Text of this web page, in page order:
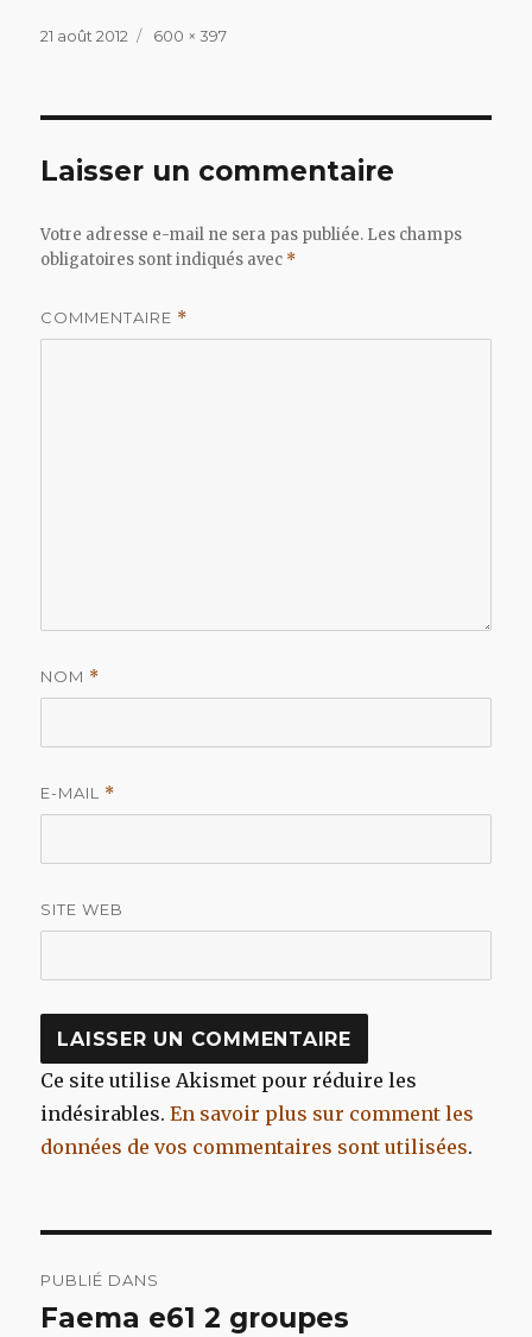
Publié
21 août 2012
Taille
600 × 397
Laisser un commentaire
Votre adresse e-mail ne sera pas publiée. Les champs
obligatoires sont indiqués avec *
COMMENTAIRE *
NOM *
E-MAIL *
SITE WEB
Ce site utilise Akismet pour réduire les
indésirables.En savoir plus sur comment les
données de vos commentaires sont utilisées.
de
PUBLIÉ DANS
Faema e61 2 groupes